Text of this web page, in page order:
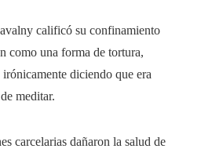
calificó su confinamiento
como una forma de tortura,
diciendo que era
meditar.
carcelarias dañaron la salud de